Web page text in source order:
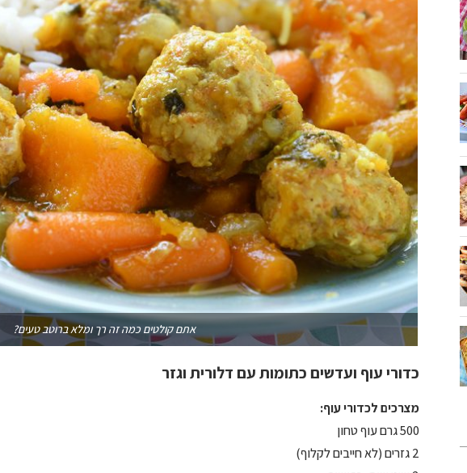
אתם קולטים כמה זה רך ומלא ברוטב טעים?
כדורי עוף ועדשים כתומות עם דלורית וגזר
מצרכים לכדורי עוף:
500 גרם עוף טחון
2 גזרים (לא חייבים לקלוף)